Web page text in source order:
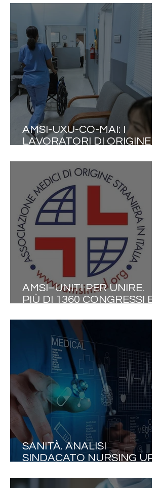
INTERNAZIONALE
INTERDISCIPLINARE
CONFERMA LA
COLLABORAZIONE TRA LE
PROFESSIONI SANITARIE
AMSI-UXU-CO-MAI: I
LAVORATORI DI ORIGINE
9% DEL PIL ITALIANO E 177
MILIARDI DI EURO
AMSI–UNITI PER UNIRE.
PIÙ DI 1360 CONGRESSI E
CONGRESSO DEL 27.06
CONFERMA LA
COLLABORAZIONE TRA LE
PROFESSIONI SANITARIE
ED ALBI PROFESSIONALI.
SANITÀ. ANALISI
SINDACATO NURSING UP:
ARTIFICIALE NON DEVE